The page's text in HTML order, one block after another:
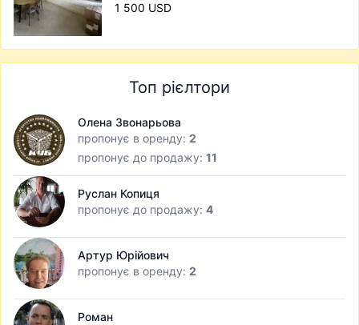
1 500 USD
Топ рієлтори
Олена Звонарьова
пропонує в оренду: 2
пропонує до продажу: 11
Руслан Копиця
пропонує до продажу: 4
Артур Юрійович
пропонує в оренду: 2
Роман